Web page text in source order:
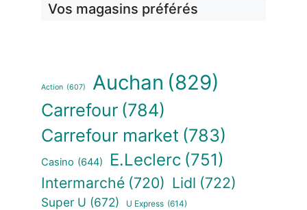
Vos magasins préférés
Action (607) Auchan (829)
Carrefour (784)
Carrefour market (783)
Casino (644) E.Leclerc (751)
Intermarché (720) Lidl (722)
Super U (672) U Express (614)